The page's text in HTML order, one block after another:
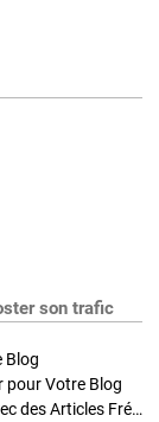
son trafic
Blog
pour Votre Blog
Stratégies de Publication : Boostez Votre Blog avec des Articles Fréquents et Exclusifs